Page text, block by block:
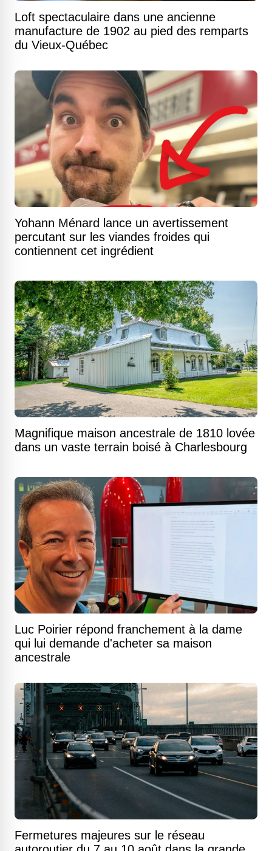
Loft spectaculaire dans une ancienne
manufacture de 1902 au pied des remparts
du Vieux-Québec
Yohann Ménard lance un avertissement
percutant sur les viandes froides qui
contiennent cet ingrédient
Magnifique maison ancestrale de 1810 lovée
dans un vaste terrain boisé à Charlesbourg
Luc Poirier répond franchement à la dame
qui lui demande d'acheter sa maison
ancestrale
Fermetures majeures sur le réseau